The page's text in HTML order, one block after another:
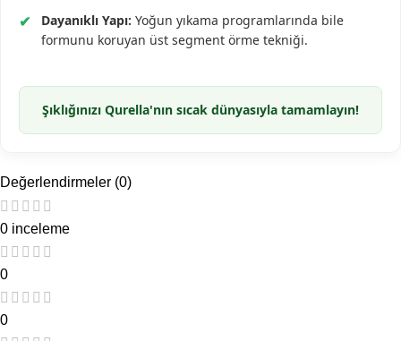
✔ Dayanıklı Yapı: Yoğun yıkama programlarında bile
formunu koruyan üst segment örme tekniği.
Şıklığınızı Qurella'nın sıcak dünyasıyla tamamlayın!
Değerlendirmeler (0)
0 inceleme
0
0